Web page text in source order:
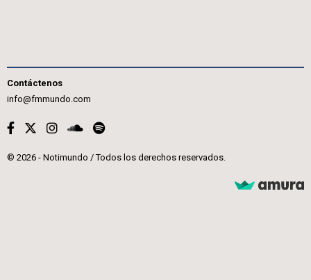
Contáctenos
info@fmmundo.com
© 2026 - Notimundo / Todos los derechos reservados.